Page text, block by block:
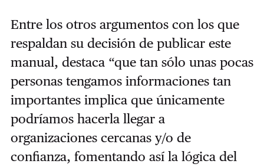
Entre los otros argumentos con los que
respaldan su decisión de publicar este
manual, destaca “que tan sólo unas pocas
personas tengamos informaciones tan
importantes implica que únicamente
podríamos hacerla llegar a
organizaciones cercanas y/o de
confianza, fomentando así la lógica del